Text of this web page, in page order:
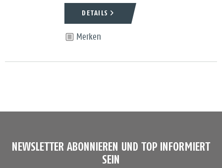
DETAILS
Merken
NEWSLETTER ABONNIEREN UND TOP INFORMIERT
SEIN